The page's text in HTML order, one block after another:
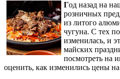
Год назад на
розничных
из литого
чугуна. С тех
изменилась, и
майских
посмотреть на
оценить, как изменились цены